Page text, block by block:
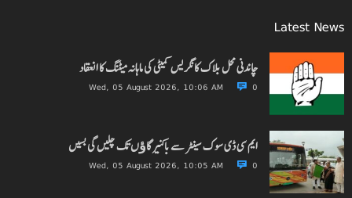
Latest News
چاندنی محل بلاک کانگریس کمیٹی کی ماہانہ میٹنگ کا انعقاد
Wed, 05 August 2026, 10:06 AM 0
ایم سی ڈی سوک سینٹر سے باکنیر گاﺅں تک چلیں گی بسیں
Wed, 05 August 2026, 10:05 AM 0